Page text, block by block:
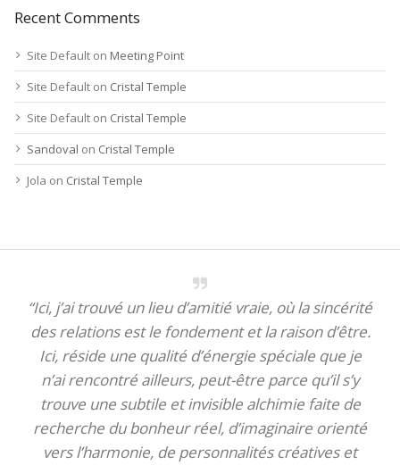
Recent Comments
Site Default on Meeting Point
Site Default on Cristal Temple
Site Default on Cristal Temple
Sandoval on Cristal Temple
Jola on Cristal Temple
“Ici, j’ai trouvé un lieu d’amitié vraie, où la sincérité
des relations est le fondement et la raison d’être.
Ici, réside une qualité d’énergie spéciale que je
n’ai rencontré ailleurs, peut-être parce qu’il s’y
trouve une subtile et invisible alchimie faite de
recherche du bonheur réel, d’imaginaire orienté
vers l’harmonie, de personnalités créatives et